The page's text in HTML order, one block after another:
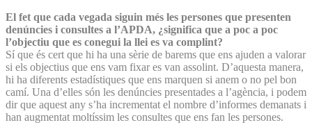
El fet que cada vegada siguin més les persones que presenten
denúncies i consultes a l’APDA, ¿significa que a poc a poc
l’objectiu que es conegui la llei es va complint?
Sí que és cert que hi ha una sèrie de barems que ens ajuden a valorar
si els objectius que ens vam fixar es van assolint. D’aquesta manera,
hi ha diferents estadístiques que ens marquen si anem o no pel bon
camí. Una d’elles són les denúncies presentades a l’agència, i podem
dir que aquest any s’ha incrementat el nombre d’informes demanats i
han augmentat moltíssim les consultes que ens fan les persones.